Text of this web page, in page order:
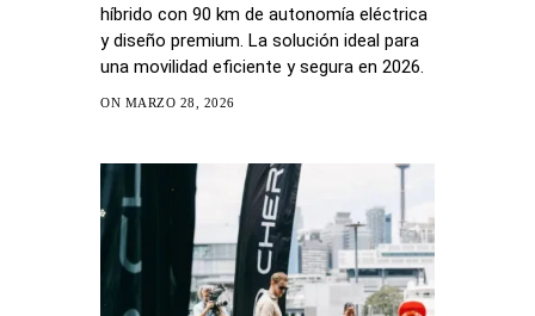
híbrido con 90 km de autonomía eléctrica
y diseño premium. La solución ideal para
una movilidad eficiente y segura en 2026.
ON MARZO 28, 2026